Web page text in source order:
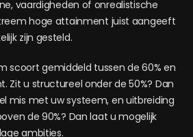
vaardigheden of onrealistische
hoge attainment juist aangeeft
zijn gesteld.
scoort gemiddeld tussen de 60% en
Zit u structureel onder de 50%? Dan
mis met uw systeem, en uitbreiding
de 90%? Dan laat u mogelijk
ambities.